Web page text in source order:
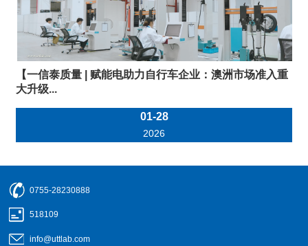
【一信泰质量 | 赋能电助力自行车企业：澳洲市场准入重
大升级...
01-28
2026
0755-28230888
518109
info@uttlab.com